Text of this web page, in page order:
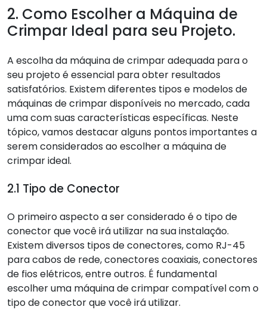
2. Como Escolher a Máquina de
Crimpar Ideal para seu Projeto.
A escolha da máquina de crimpar adequada para o
seu projeto é essencial para obter resultados
satisfatórios. Existem diferentes tipos e modelos de
máquinas de crimpar disponíveis no mercado, cada
uma com suas características específicas. Neste
tópico, vamos destacar alguns pontos importantes a
serem considerados ao escolher a máquina de
crimpar ideal.
2.1 Tipo de Conector
O primeiro aspecto a ser considerado é o tipo de
conector que você irá utilizar na sua instalação.
Existem diversos tipos de conectores, como RJ-45
para cabos de rede, conectores coaxiais, conectores
de fios elétricos, entre outros. É fundamental
escolher uma máquina de crimpar compatível com o
tipo de conector que você irá utilizar.